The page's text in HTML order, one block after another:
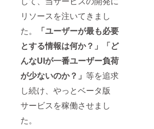
リソースを注いてきまし
た。
「ユーザーが最も必要
とする情報は何か？」
「ど
んなUIが一番ユーザー負荷
が少ないのか？」 等を追求
し続け、やっとベータ版
サービスを稼働させまし
た。